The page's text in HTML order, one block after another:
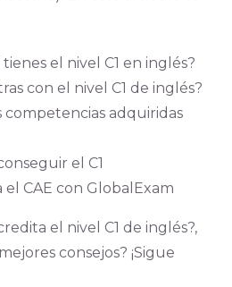
el nivel C1 en inglés?
con el nivel C1 de inglés?
competencias adquiridas
el C1
CAE con GlobalExam
el nivel C1 de inglés?,
consejos? ¡Sigue